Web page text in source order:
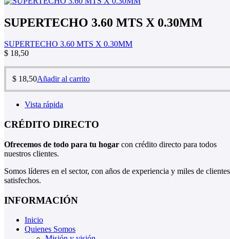
SUPERTECHO 3.60 MTS X 0.30MM
SUPERTECHO 3.60 MTS X 0.30MM
$ 18,50
$ 18,50Añadir al carrito
Vista rápida
CRÉDITO DIRECTO
Ofrecemos de todo para tu hogar con crédito directo para todos
nuestros clientes.
Somos líderes en el sector, con años de experiencia y miles de clientes
satisfechos.
INFORMACIÓN
Inicio
Quienes Somos